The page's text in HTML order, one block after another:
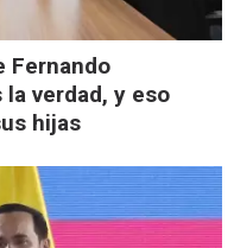
Fernando
verdad, y eso
hijas